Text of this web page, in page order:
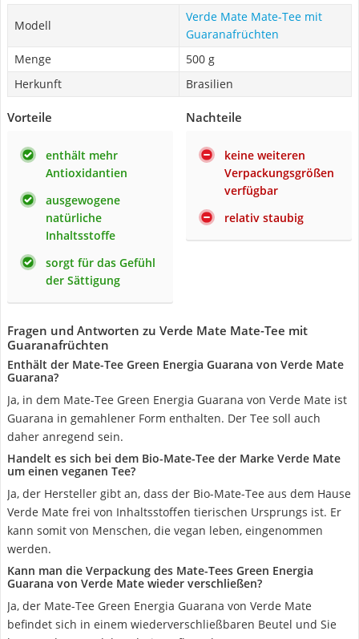
Modell
Verde Mate Mate-Tee mit
Guaranafrüchten
Menge
500 g
Herkunft
Brasilien
Vorteile
enthält mehr
Antioxidantien
ausgewogene
natürliche
Inhaltsstoffe
sorgt für das Gefühl
der Sättigung
Nachteile
keine weiteren
Verpackungsgrößen
verfügbar
relativ staubig
Fragen und Antworten zu Verde Mate Mate-Tee mit
Guaranafrüchten
Enthält der Mate-Tee Green Energia Guarana von Verde Mate
Guarana?
Ja, in dem Mate-Tee Green Energia Guarana von Verde Mate ist
Guarana in gemahlener Form enthalten. Der Tee soll auch
daher anregend sein.
Handelt es sich bei dem Bio-Mate-Tee der Marke Verde Mate
um einen veganen Tee?
Ja, der Hersteller gibt an, dass der Bio-Mate-Tee aus dem Hause
Verde Mate frei von Inhaltsstoffen tierischen Ursprungs ist. Er
kann somit von Menschen, die vegan leben, eingenommen
werden.
Kann man die Verpackung des Mate-Tees Green Energia
Guarana von Verde Mate wieder verschließen?
Ja, der Mate-Tee Green Energia Guarana von Verde Mate
befindet sich in einem wiederverschließbaren Beutel und Sie